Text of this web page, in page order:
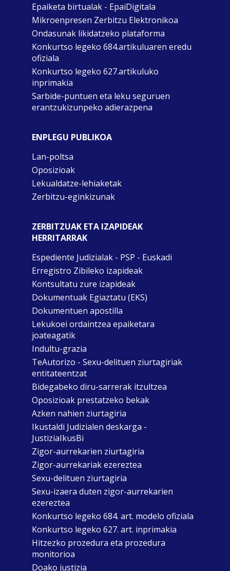
Epaiketa birtualak - EpaiDigitala
Mikroenpresen Zerbitzu Elektronikoa
Ondasunak likidatzeko plataforma
Konkurtso legeko 684.artikuluaren eredu
ofiziala
Konkurtso legeko 627.artikuluko
inprimakia
Sarbide-puntuen eta leku seguruen
erantzukizunpeko adierazpena
ENPLEGU PUBLIKOA
Lan-poltsa
Oposizioak
Lekualdatze-lehiaketak
Zerbitzu-eginkizunak
ZERBITZUAK ETA IZAPIDEAK
HERRITARRAK
Espediente Judizialak - PSP - Euskadi
Erregistro Zibileko izapideak
Kontsultatu zure izapideak
Dokumentuak Egiaztatu (EKS)
Dokumentuen apostilla
Lekukoei ordaintzea epaiketara
joateagatik
Indultu-grazia
TeAutorizo - Sexu-delituen ziurtagiriak
entitateentzat
Bidegabeko diru-sarrerak itzultzea
Oposizioak prestatzeko bekak
Azken nahien ziurtagiria
Ikustaldi Judizialen deskarga -
JustiziaIkusBi
Zigor-aurrekarien ziurtagiria
Zigor-aurrekariak ezereztea
Sexu-delituen ziurtagiria
Sexu-izaera duten zigor-aurrekarien
ezereztea
Konkurtso legeko 684. art. modelo ofiziala
Konkurtso legeko 627. art. inprimakia
Hitzezko prozedura eta prozedura
monitorioa
Doako justizia